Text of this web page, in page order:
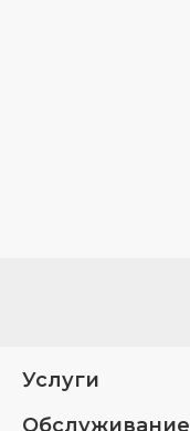
Услуги
Обслуживание